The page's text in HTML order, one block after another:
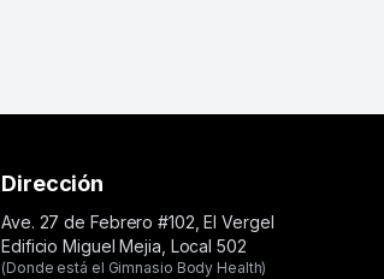
Dirección
Ave. 27 de Febrero #102, El Vergel
Edificio Miguel Mejia, Local 502
(Donde está el Gimnasio Body Health)